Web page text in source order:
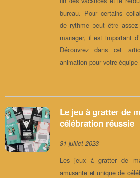
bureau. Pour certains
de rythme peut être
manager, il est important
Découvrez dans cet
animation pour votre
Le jeu à gratter de
célébration réussie
31 juillet 2023
Les jeux à gratter de
amusante et unique de